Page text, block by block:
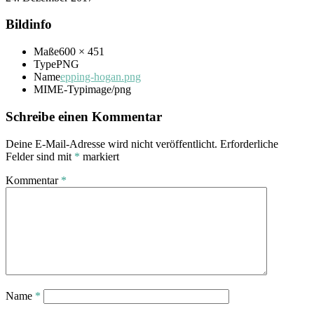
Bildinfo
Maße600 × 451
TypePNG
Nameepping-hogan.png
MIME-Typimage/png
Schreibe einen Kommentar
Deine E-Mail-Adresse wird nicht veröffentlicht. Erforderliche
Felder sind mit * markiert
Kommentar *
Name *